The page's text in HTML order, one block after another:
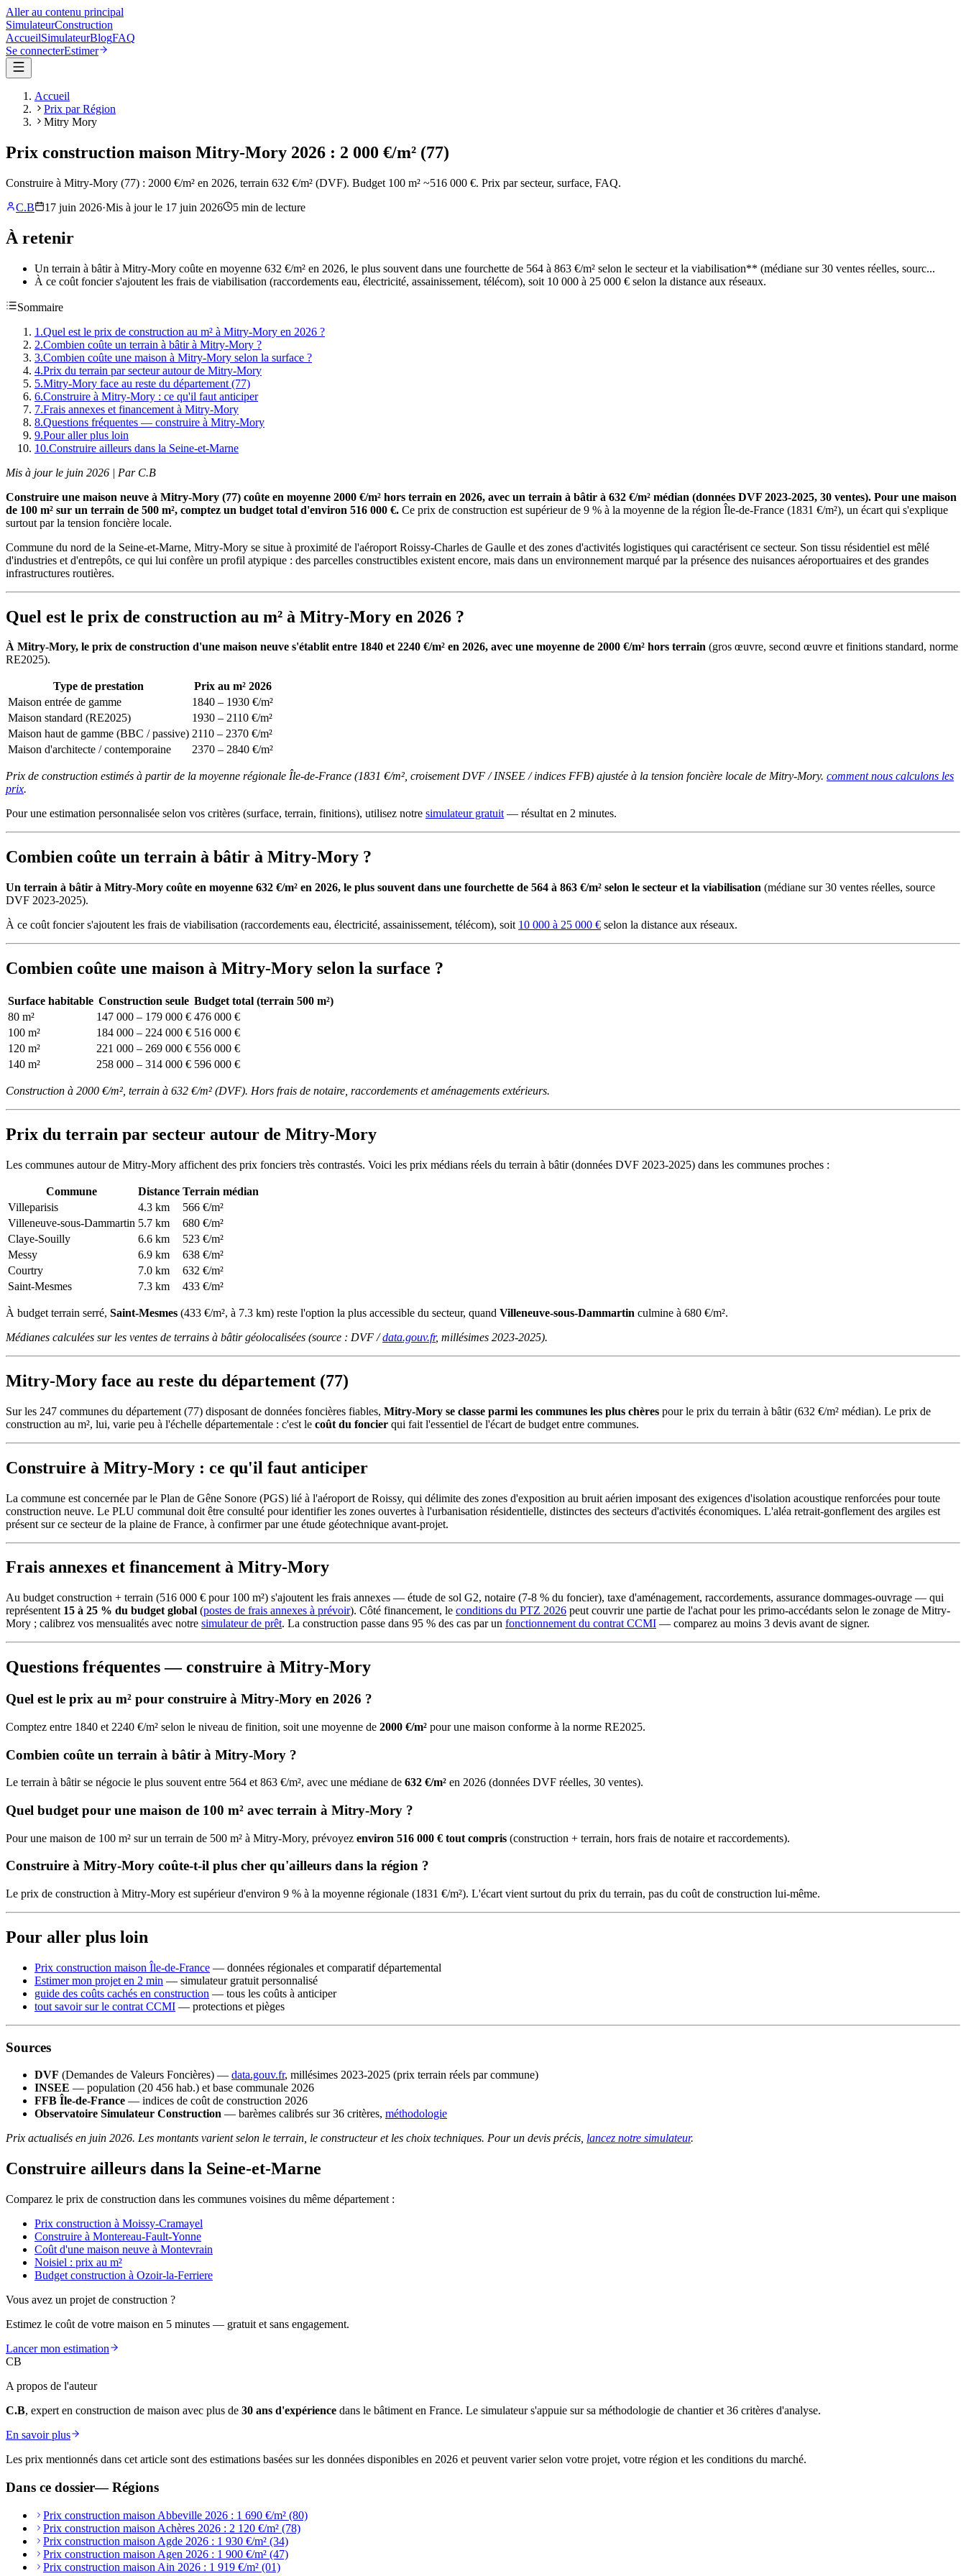
Aller au contenu principal
SimulateurConstruction
AccueilSimulateurBlogFAQ
Se connecterEstimer
Accueil
Prix par Région
Mitry Mory
Prix construction maison Mitry-Mory 2026 : 2 000 €/m² (77)
Construire à Mitry-Mory (77) : 2000 €/m² en 2026, terrain 632 €/m² (DVF). Budget 100 m² ~516 000 €. Prix par secteur, surface, FAQ.
C.B
17 juin 2026·Mis à jour le 17 juin 2026 5 min de lecture
À retenir
Un terrain à bâtir à Mitry-Mory coûte en moyenne 632 €/m² en 2026, le plus souvent dans une fourchette de 564 à 863 €/m² selon le secteur et la viabilisation** (médiane sur 30 ventes réelles, sourc...
À ce coût foncier s'ajoutent les frais de viabilisation (raccordements eau, électricité, assainissement, télécom), soit 10 000 à 25 000 € selon la distance aux réseaux.
Sommaire
1 .Quel est le prix de construction au m² à Mitry-Mory en 2026 ?
2.Combien coûte un terrain à bâtir à Mitry-Mory ?
3.Combien coûte une maison à Mitry-Mory selon la surface ?
4.Prix du terrain par secteur autour de Mitry-Mory
5.Mitry-Mory face au reste du département (77)
6.Construire à Mitry-Mory : ce qu'il faut anticiper
7.Frais annexes et financement à Mitry-Mory
8.Questions fréquentes — construire à Mitry-Mory
9.Pour aller plus loin
10.Construire ailleurs dans la Seine-et-Marne
Mis à jour le juin 2026 | Par C.B
Construire une maison neuve à Mitry-Mory (77) coûte en moyenne 2000 €/m² hors terrain en 2026, avec un terrain à bâtir à 632 €/m² médian (données DVF 2023-2025, 30 ventes). Pour une maison
de 100 m² sur un terrain de 500 m², comptez un budget total d'environ 516 000 €. Ce prix de construction est supérieur de 9 % à la moyenne de la région Île-de-France (1831 €/m²), un écart qui s'explique
surtout par la tension foncière locale.
Commune du nord de la Seine-et-Marne, Mitry-Mory se situe à proximité de l'aéroport Roissy-Charles de Gaulle et des zones d'activités logistiques qui caractérisent ce secteur. Son tissu résidentiel est mêlé
d'industries et d'entrepôts, ce qui lui confère un profil atypique : des parcelles constructibles existent encore, mais dans un environnement marqué par la présence des nuisances aéroportuaires et des grandes
infrastructures routières.
Quel est le prix de construction au m² à Mitry-Mory en 2026 ?
À Mitry-Mory, le prix de construction d'une maison neuve s'établit entre 1840 et 2240 €/m² en 2026, avec une moyenne de 2000 €/m² hors terrain (gros œuvre, second œuvre et finitions standard, norme
RE2025).
Type de prestation
Prix au m² 2026
Maison entrée de gamme
1840 – 1930 €/m²
Maison standard (RE2025)
1930 – 2110 €/m²
Maison haut de gamme (BBC / passive) 2110 – 2370 €/m²
Maison d'architecte / contemporaine
2370 – 2840 €/m²
Prix de construction estimés à partir de la moyenne régionale Île-de-France (1831 €/m², croisement DVF / INSEE / indices FFB) ajustée à la tension foncière locale de Mitry-Mory. comment nous calculons les
prix.
Pour une estimation personnalisée selon vos critères (surface, terrain, finitions), utilisez notre simulateur gratuit— résultat en 2 minutes.
Combien coûte un terrain à bâtir à Mitry-Mory ?
Un terrain à bâtir à Mitry-Mory coûte en moyenne 632 €/m² en 2026, le plus souvent dans une fourchette de 564 à 863 €/m² selon le secteur et la viabilisation (médiane sur 30 ventes réelles, source
DVF 2023-2025).
À ce coût foncier s'ajoutent les frais de viabilisation (raccordements eau, électricité, assainissement, télécom), soit 10 000 à 25 000 € selon la distance aux réseaux.
Combien coûte une maison à Mitry-Mory selon la surface ?
Surface habitable Construction seule Budget total (terrain 500 m²)
80 m²
147 000 – 179 000 € 476 000 €
100 m²
184 000 – 224 000 € 516 000 €
120 m²
221 000 – 269 000 € 556 000 €
140 m²
258 000 – 314 000 € 596 000 €
Construction à 2000 €/m², terrain à 632 €/m² (DVF). Hors frais de notaire, raccordements et aménagements extérieurs.
Prix du terrain par secteur autour de Mitry-Mory
Les communes autour de Mitry-Mory affichent des prix fonciers très contrastés. Voici les prix médians réels du terrain à bâtir (données DVF 2023-2025) dans les communes proches :
Commune Distance Terrain médian
Villeparisis
4.3 km
566 €/m²
Villeneuve-sous-Dammartin 5.7 km
680 €/m²
Claye-Souilly
6.6 km
523 €/m²
Messy
6.9 km
638 €/m²
Courtry
7.0 km
632 €/m²
Saint-Mesmes
7.3 km 433 €/m²
À budget terrain serré, Saint-Mesmes (433 €/m², à 7.3 km) reste l'option la plus accessible du secteur, quand Villeneuve-sous-Dammartin culmine à 680 €/m².
Médianes calculées sur les ventes de terrains à bâtir géolocalisées (source : DVF /data.gouv.fr, millésimes 2023-2025).
Mitry-Mory face au reste du département (77)
Sur les 247 communes du département (77) disposant de données foncières fiables, Mitry-Mory se classe parmi les communes les plus chères pour le prix du terrain à bâtir (632 €/m² médian). Le prix de
construction au m², lui, varie peu à l'échelle départementale : c'est le coût du foncier qui fait l'essentiel de l'écart de budget entre communes.
Construire à Mitry-Mory : ce qu'il faut anticiper
La commune est concernée par le Plan de Gêne Sonore (PGS) lié à l'aéroport de Roissy, qui délimite des zones d'exposition au bruit aérien imposant des exigences d'isolation acoustique renforcées pour toute
construction neuve. Le PLU communal doit être consulté pour identifier les zones ouvertes à l'urbanisation résidentielle, distinctes des secteurs d'activités économiques. L'aléa retrait-gonflement des argiles est
présent sur ce secteur de la plaine de France, à confirmer par une étude géotechnique avant-projet.
Frais annexes et financement à Mitry-Mory
Au budget construction + terrain (516 000 € pour 100 m²) s'ajoutent les frais annexes — étude de sol G2, notaire (7-8 % du foncier), taxe d'aménagement, raccordements, assurance dommages-ouvrage — qui
représentent 15 à 25 % du budget global (postes de frais annexes à prévoir). Côté financement, le conditions du PTZ 2026 peut couvrir une partie de l'achat pour les primo-accédants selon le zonage de Mitry-
Mory ; calibrez vos mensualités avec notre simulateur de prêt. La construction passe dans 95 % des cas par un fonctionnement du contrat CCMI — comparez au moins 3 devis avant de signer.
Questions fréquentes — construire à Mitry-Mory
Quel est le prix au m² pour construire à Mitry-Mory en 2026 ?
Comptez entre 1840 et 2240 €/m² selon le niveau de finition, soit une moyenne de 2000 €/m² pour une maison conforme à la norme RE2025.
Combien coûte un terrain à bâtir à Mitry-Mory ?
Le terrain à bâtir se négocie le plus souvent entre 564 et 863 €/m², avec une médiane de 632 €/m² en 2026 (données DVF réelles, 30 ventes).
Quel budget pour une maison de 100 m² avec terrain à Mitry-Mory ?
Pour une maison de 100 m² sur un terrain de 500 m² à Mitry-Mory, prévoyez environ 516 000 € tout compris (construction + terrain, hors frais de notaire et raccordements).
Construire à Mitry-Mory coûte-t-il plus cher qu'ailleurs dans la région ?
Le prix de construction à Mitry-Mory est supérieur d'environ 9 % à la moyenne régionale (1831 €/m²). L'écart vient surtout du prix du terrain, pas du coût de construction lui-même.
Pour aller plus loin
Prix construction maison Île-de-France — données régionales et comparatif départemental
Estimer mon projet en 2 min — simulateur gratuit personnalisé
guide des coûts cachés en construction — tous les coûts à anticiper
tout savoir sur le contrat CCMI — protections et pièges
Sources
DVF (Demandes de Valeurs Foncières) — data.gouv.fr, millésimes 2023-2025 (prix terrain réels par commune)
INSEE — population (20 456 hab.) et base communale 2026
FFB Île-de-France — indices de coût de construction 2026
Observatoire Simulateur Construction — barèmes calibrés sur 36 critères, méthodologie
Prix actualisés en juin 2026. Les montants varient selon le terrain, le constructeur et les choix techniques. Pour un devis précis, lancez notre simulateur.
Construire ailleurs dans la Seine-et-Marne
Comparez le prix de construction dans les communes voisines du même département :
Prix construction à Moissy-Cramayel
Construire à Montereau-Fault-Yonne
Coût d'une maison neuve à Montevrain
Noisiel : prix au m²
Budget construction à Ozoir-la-Ferriere
Vous avez un projet de construction ?
Estimez le coût de votre maison en 5 minutes — gratuit et sans engagement.
Lancer mon estimation
CB
A propos de l'auteur
C.B, expert en construction de maison avec plus de 30 ans d'expérience dans le bâtiment en France. Le simulateur s'appuie sur sa méthodologie de chantier et 36 critères d'analyse.
En savoir plus
Les prix mentionnés dans cet article sont des estimations basées sur les données disponibles en 2026 et peuvent varier selon votre projet, votre région et les conditions du marché.
Dans ce dossier—Régions
Prix construction maison Abbeville 2026 : 1 690 €/m² (80)
Prix construction maison Achères 2026 : 2 120 €/m² (78)
Prix construction maison Agde 2026 : 1 930 €/m² (34)
Prix construction maison Agen 2026 : 1 900 €/m² (47)
Prix construction maison Ain 2026 : 1 919 €/m² (01)